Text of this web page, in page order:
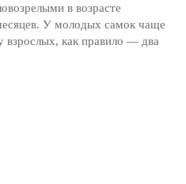
в возрасте
У молодых самок чаще
взрослых, как правило — два